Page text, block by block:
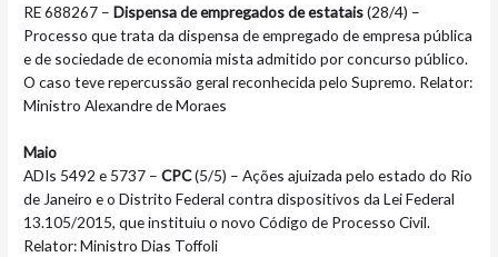
RE 688267 –Dispensa de empregados de estatais(28/4) –
Processo que trata da dispensa de empregado de empresa pública
e de sociedade de economia mista admitido por concurso público.
O caso teve repercussão geral reconhecida pelo Supremo. Relator:
Ministro Alexandre de Moraes
Maio
ADIs 5492 e 5737 –CPC(5/5) – Ações ajuizada pelo estado do Rio
de Janeiro e o Distrito Federal contra dispositivos da Lei Federal
13.105/2015, que instituiu o novo Código de Processo Civil.
Relator: Ministro Dias Toffoli